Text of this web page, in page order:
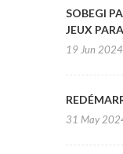
SOBEGI
JEUX
19 Jun 2024
31 May